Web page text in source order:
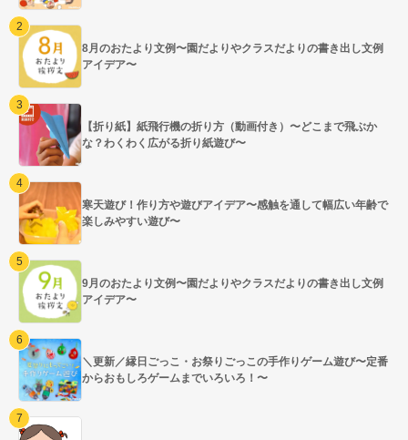
8月のおたより文例〜園だよりやクラスだよりの書き出し文例
アイデア〜
【折り紙】紙飛行機の折り方（動画付き）〜どこまで飛ぶか
な？わくわく広がる折り紙遊び〜
寒天遊び！作り方や遊びアイデア〜感触を通して幅広い年齢で
楽しみやすい遊び〜
9月のおたより文例〜園だよりやクラスだよりの書き出し文例
アイデア〜
＼更新／縁日ごっこ・お祭りごっこの手作りゲーム遊び〜定番
からおもしろゲームまでいろいろ！〜